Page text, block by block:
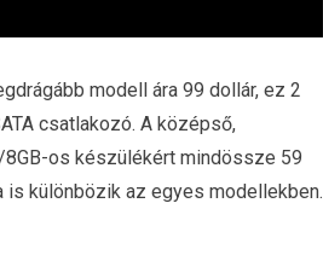
modell ára 99 dollár, ez 2
csatlakozó. A középső,
os készülékért mindössze 59
különbözik az egyes modellekben.